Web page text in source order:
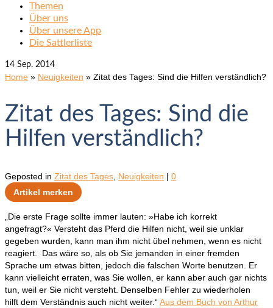
Themen
Über uns
Über unsere App
Die Sattlerliste
14 Sep. 2014
Home » Neuigkeiten » Zitat des Tages: Sind die Hilfen verständlich?
Zitat des Tages: Sind die
Hilfen verständlich?
Geposted in Zitat des Tages Neuigkeiten | 0
Artikel merken
„Die erste Frage sollte immer lauten: »Habe ich korrekt
angefragt?« Versteht das Pferd die Hilfen nicht, weil sie unklar
gegeben wurden, kann man ihm nicht übel nehmen, wenn es nicht
reagiert. Das wäre so, als ob Sie jemanden in einer fremden
Sprache um etwas bitten, jedoch die falschen Worte benutzen. Er
kann vielleicht erraten, was Sie wollen, er kann aber auch gar nichts
tun, weil er Sie nicht versteht. Denselben Fehler zu wiederholen
hilft dem Verständnis auch nicht weiter.“Aus dem Buch von Arthur